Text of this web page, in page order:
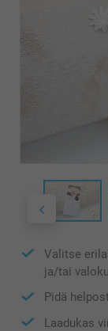
Valitse
ja/tai
Pidä
Laadukas